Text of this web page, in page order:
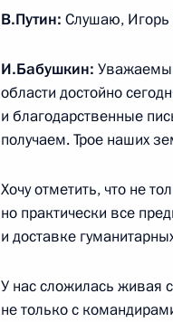
Подписан закон,
Героев Российской
Славы
29 мая 2024 года, 15:25
Подписан закон,
должников по
В.Путин: Слушаю,
И.Бабушкин:
области достойно
и благодарственные
получаем. Трое наших
Хочу отметить, что не
но практически все
и доставке
У нас сложилась живая
не только с